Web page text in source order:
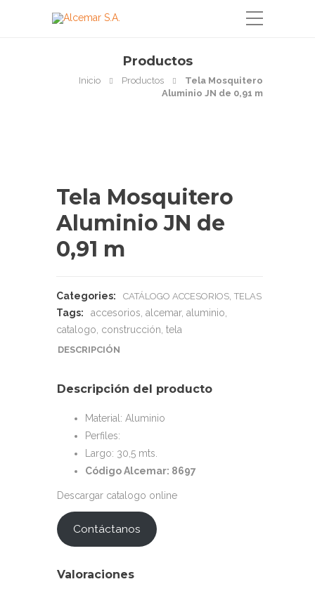
Productos
Inicio Productos
Tela Mosquitero
Aluminio JN de 0,91 m
Tela Mosquitero
Aluminio JN de
0,91 m
Categories: CATÁLOGO ACCESORIOS TELAS
Tags: accesorios alcemar, aluminio
catalogo construcción tela
DESCRIPCIÓN
Descripción del producto
Material: Aluminio
Perfiles:
Largo: 30,5 mts.
Código Alcemar: 8697
Descargar catalogo online
Contáctanos
Valoraciones